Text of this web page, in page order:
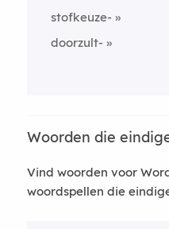
stofkeuze-
doorzult-
Woorden die
Vind woorden voor
woordspellen die